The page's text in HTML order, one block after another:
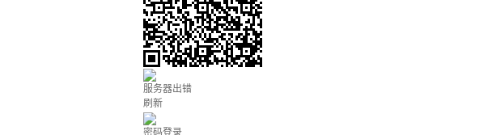
服务器出错
刷新
密码登录